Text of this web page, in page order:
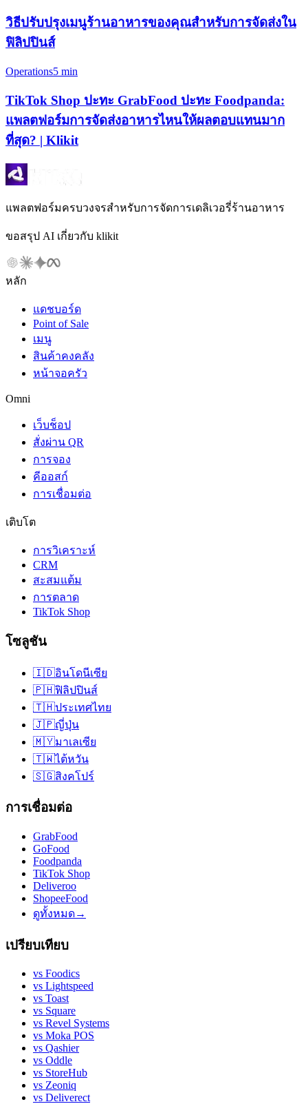
วิธีปรับปรุงเมนูร้านอาหารของคุณสำหรับการจัดส่งใน
ฟิลิปปินส์
Operations5 min
TikTok Shop ปะทะ GrabFood ปะทะ Foodpanda:
แพลตฟอร์มการจัดส่งอาหารไหนให้ผลตอบแทนมาก
ที่สุด? | Klikit
แพลตฟอร์มครบวงจรสำหรับการจัดการเดลิเวอรี่ร้านอาหาร
ขอสรุป AI เกี่ยวกับ klikit
หลัก
แดชบอร์ด
Point of Sale
เมนู
สินค้าคงคลัง
หน้าจอครัว
Omni
เว็บช็อป
สั่งผ่าน QR
การจอง
คีออสก์
การเชื่อมต่อ
เติบโต
การวิเคราะห์
CRM
สะสมแต้ม
การตลาด
TikTok Shop
โซลูชัน
🇮🇩อินโดนีเซีย
🇵🇭ฟิลิปปินส์
🇹🇭ประเทศไทย
🇯🇵ญี่ปุ่น
🇲🇾มาเลเซีย
🇹🇼ไต้หวัน
🇸🇬สิงคโปร์
การเชื่อมต่อ
GrabFood
GoFood
Foodpanda
TikTok Shop
Deliveroo
ShopeeFood
ดูทั้งหมด→
เปรียบเทียบ
vs Foodics
vs Lightspeed
vs Toast
vs Square
vs Revel Systems
vs Moka POS
vs Qashier
vs Oddle
vs StoreHub
vs Zeoniq
vs Deliverect